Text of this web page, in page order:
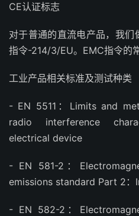
CE认证标志
对于普通的直流电产品，我
指令-214/3/EU。EMC指令的
工业产品相关标准及测试种类
- EN 5511：Limits and
radio interference
electrical device
- EN 581-2：
emissions standard Part 2
- EN 582-2：